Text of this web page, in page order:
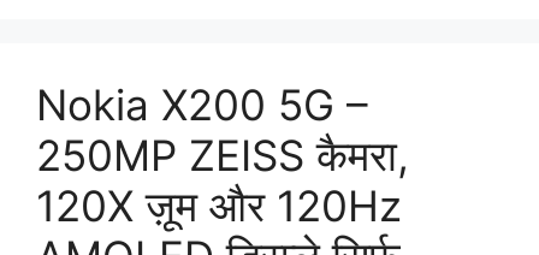
Nokia X200 5G –
250MP ZEISS कैमरा,
120X ज़ूम और 120Hz